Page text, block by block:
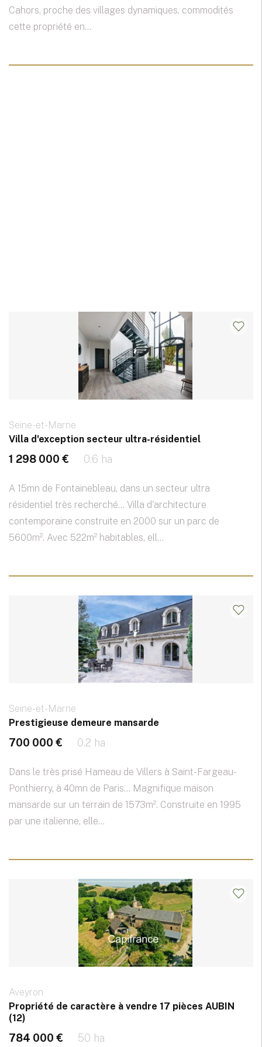
Cahors, proche des villages dynamiques, commodités
cette propriété en...
Seine-et-Marne
Villa d'exception secteur ultra-résidentiel
1 298 000 € 0.6 ha
A 15mn de Fontainebleau, dans un secteur ultra
résidentiel très recherché... Villa d'architecture
contemporaine construite en 2000 sur un parc de
5600m². Avec 522m² habitables, ell...
Seine-et-Marne
Prestigieuse demeure mansarde
700 000 € 0.2 ha
Dans le très prisé Hameau de Villers à Saint-Fargeau-
Ponthierry, à 40mn de Paris... Magnifique maison
mansarde sur un terrain de 1573m². Construite en 1995
par une italienne, elle...
Aveyron
Propriété de caractère à vendre 17 pièces AUBIN
(12)
784 000 € 50 ha